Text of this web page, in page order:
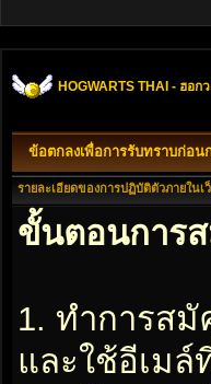
HOGWARTS THAI - ฮอก
ข้อตกลงเพื่อการรับทราบก่อ
รายละเอียดของการปฏิบัติตัวภายในเ
ขั้นตอนการ
1. ทำการส
และใช้อีเมล์